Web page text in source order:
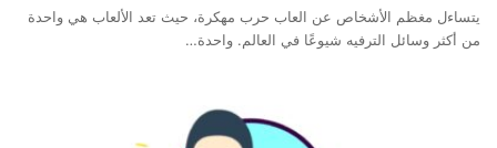
يتساءل مغظم الأشخاص عن العاب حرب مهكرة، حيث تعد الألعاب هي واحدة
من أكثر وسائل الترفيه شيوعًا في العالم. واحدة…